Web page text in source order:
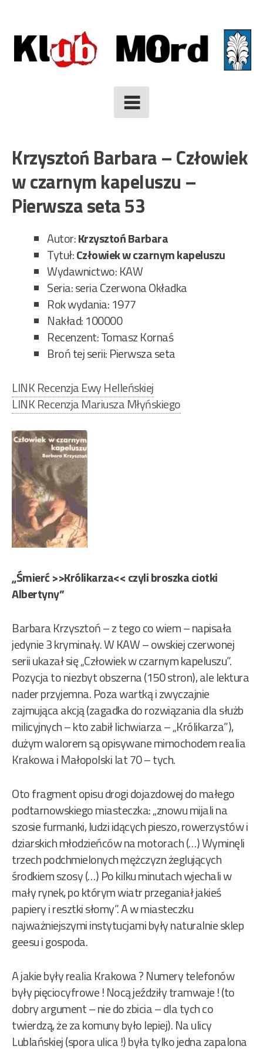
to
content
Krzysztoń Barbara – Człowiek
w czarnym kapeluszu –
Pierwsza seta 53
Autor:Krzysztoń Barbara
Tytuł:Człowiek w czarnym kapeluszu
Wydawnictwo: KAW
Seria: seria Czerwona Okładka
Rok wydania: 1977
Nakład: 100000
Recenzent: Tomasz Kornaś
Broń tej serii: Pierwsza seta
LINK Recenzja Ewy Helleńskiej
LINK Recenzja Mariusza Młyńskiego
„Śmierć >>Królikarza<< czyli broszka ciotki
Albertyny”
Barbara Krzysztoń – z tego co wiem – napisała
jedynie 3 kryminały. W KAW – owskiej czerwonej
serii ukazał się „Człowiek w czarnym kapeluszu”.
Pozycja to niezbyt obszerna (150 stron), ale lektura
nader przyjemna. Poza wartką i zwyczajnie
zajmująca akcją (zagadka do rozwiązania dla służb
milicyjnych – kto zabił lichwiarza – „Królikarza”),
dużym walorem są opisywane mimochodem realia
Krakowa i Małopolski lat 70 – tych.
Oto fragment opisu drogi dojazdowej do małego
podtarnowskiego miasteczka: „znowu mijali na
szosie furmanki, ludzi idących pieszo, rowerzystów i
dziarskich młodzieńców na motorach (…) Wyminęli
trzech podchmielonych mężczyzn żeglujących
środkiem szosy (…) Po kilku minutach wjechali w
mały rynek, po którym wiatr przeganiał jakieś
papiery i resztki słomy”. A w miasteczku
najważniejszymi instytucjami były naturalnie sklep
geesu i gospoda.
A jakie były realia Krakowa ? Numery telefonów
były pięciocyfrowe ! Nocą jeździły tramwaje ! (to
dobry argument – nie do zbicia – dla tych co
twierdzą, że za komuny było lepiej). Na ulicy
Lublańskiej (spora ulica !) była tylko jedna zapalona